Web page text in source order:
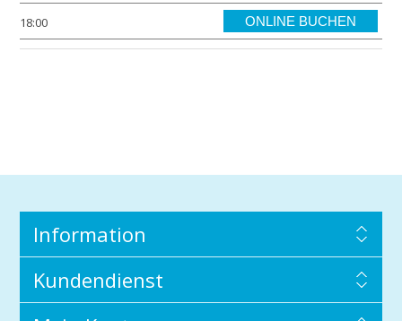
18:00 ONLINE BUCHEN
Information
Kundendienst